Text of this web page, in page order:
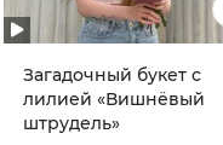
Загадочный букет с
лилией «Вишнёвый
штрудель»